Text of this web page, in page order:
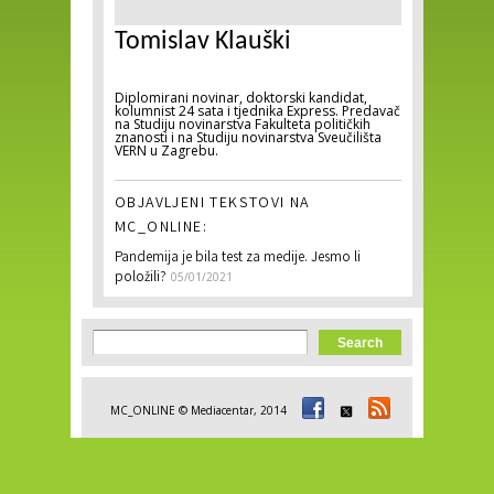
Tomislav Klauški
Diplomirani novinar, doktorski kandidat,
kolumnist 24 sata i tjednika Express. Predavač
na Studiju novinarstva Fakulteta političkih
znanosti i na Studiju novinarstva Sveučilišta
VERN u Zagrebu.
OBJAVLJENI TEKSTOVI NA
MC_ONLINE:
Pandemija je bila test za medije. Jesmo li
položili? 05/01/2021
Search form
Search
MC_ONLINE © Mediacentar, 2014